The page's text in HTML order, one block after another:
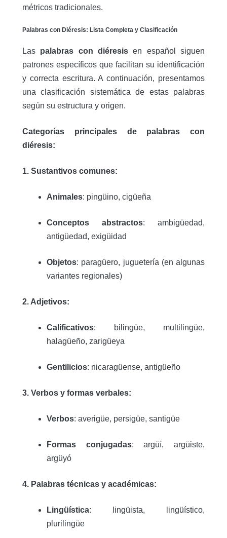
métricos tradicionales.
Palabras con Diéresis: Lista Completa y Clasificación
Las palabras con diéresis en español siguen
patrones específicos que facilitan su identificación
y correcta escritura. A continuación, presentamos
una clasificación sistemática de estas palabras
según su estructura y origen.
Categorías principales de palabras con
diéresis:
1. Sustantivos comunes:
Animales: pingüino, cigüeña
Conceptos abstractos: ambigüedad,
antigüedad, exigüidad
Objetos: paragüero, juguetería (en algunas
variantes regionales)
2. Adjetivos:
Calificativos: bilingüe, multilingüe,
halagüeño, zarigüeya
Gentilicios: nicaragüense, antigüeño
3. Verbos y formas verbales:
Verbos: averigüe, persigüe, santigüe
Formas conjugadas: argüí, argüiste,
argüyó
4. Palabras técnicas y académicas:
Lingüística: lingüista, lingüístico,
plurilingüe